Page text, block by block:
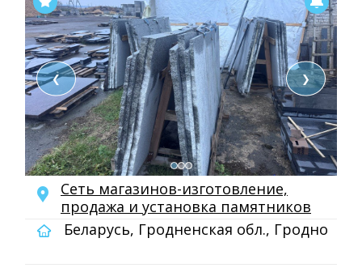
❮ ❯
Сеть магазинов-изготовление,
продажа и установка памятников
Беларусь, Гродненская обл., Гродно